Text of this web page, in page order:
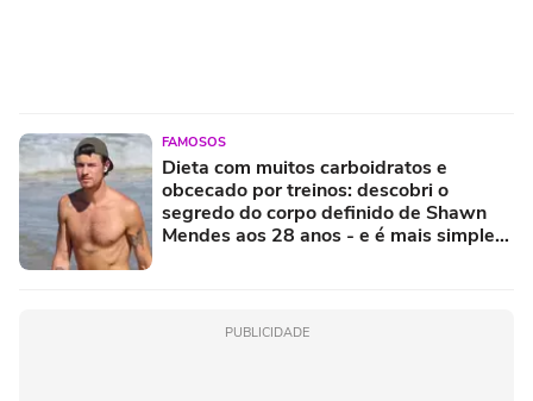
FAMOSOS
Dieta com muitos carboidratos e
obcecado por treinos: descobri o
segredo do corpo definido de Shawn
Mendes aos 28 anos - e é mais simples
PUBLICIDADE